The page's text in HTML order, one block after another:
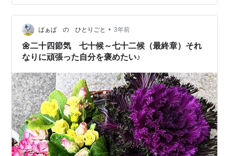
しんどい。 ということで今朝は耳鼻科に駆け込みまし
た。 花粉症かなぁと思ったけど、ちょっと違うみたい。
風邪からの副鼻腔炎(蓄膿症)なりかけ、らしい。 薬を服
用して、あと2週間でどこまで解決できるか？！ 第六チ
ャクラ、自分で…
ばぁば の ひとりごと • 3年前
🌼二十四節気 七十候～七十二候（最終章）それ
なりに頑張った自分を褒めたい♪